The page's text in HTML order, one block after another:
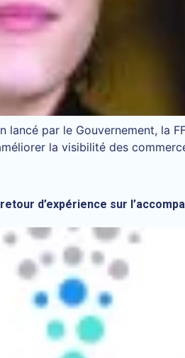
par le Gouvernement, la
la visibilité des
d’expérience sur